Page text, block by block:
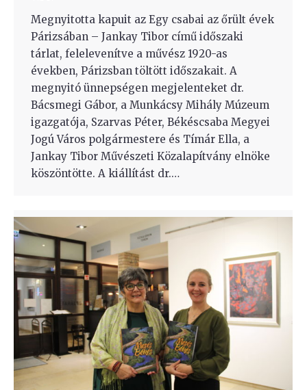
Megnyitotta kapuit az Egy csabai az őrült évek
Párizsában – Jankay Tibor című időszaki
tárlat, felelevenítve a művész 1920-as
években, Párizsban töltött időszakait. A
megnyitó ünnepségen megjelenteket dr.
Bácsmegi Gábor, a Munkácsy Mihály Múzeum
igazgatója, Szarvas Péter, Békéscsaba Megyei
Jogú Város polgármestere és Tímár Ella, a
Jankay Tibor Művészeti Közalapítvány elnöke
köszöntötte. A kiállítást dr.…